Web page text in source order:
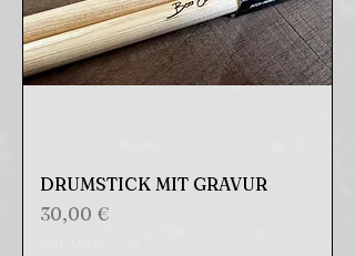
DRUMSTICK MIT GRAVUR
Preis
30,00 €